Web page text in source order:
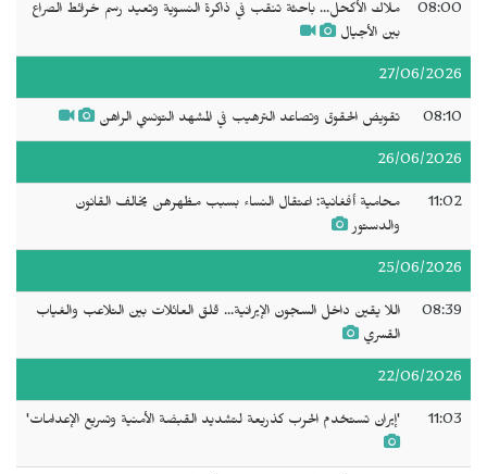
08:00
ملاك الأكحل... باحثة تنقب في ذاكرة النسوية وتعيد رسم خرائط الصراع
بين الأجيال
27/06/2026
08:10 تقويض الحقوق وتصاعد الترهيب في المشهد التونسي الراهن
26/06/2026
11:02
محامية أفغانية: اعتقال النساء بسبب مظهرهن يخالف القانون
والدستور
25/06/2026
08:39
اللا يقين داخل السجون الإيرانية... قلق العائلات بين التلاعب والغياب
القسري
22/06/2026
11:03 'إيران تستخدم الحرب كذريعة لتشديد القبضة الأمنية وتسريع الإعدامات'